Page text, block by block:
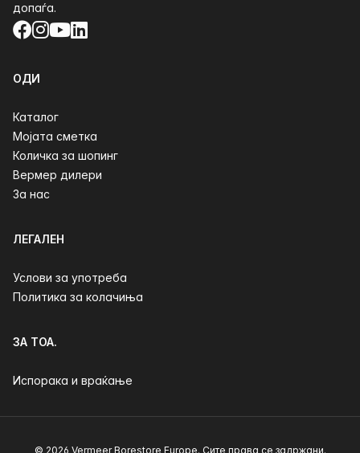
допаѓа.
Facebook
Instagram
YouTube
LinkedIn
ОДИ
Каталог
Мојата сметка
Количка за шопинг
Вермер дилери
За нас
ЛЕГАЛЕН
Услови за употреба
Политика за колачиња
ЗА ТОА.
Испорака и враќање
© 2026 Vermeer Borestore Europe. Сите права се задржани.